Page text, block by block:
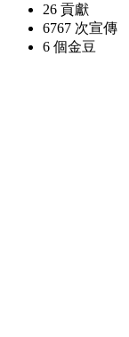
26 貢獻
6767 次宣傳
6 個金豆